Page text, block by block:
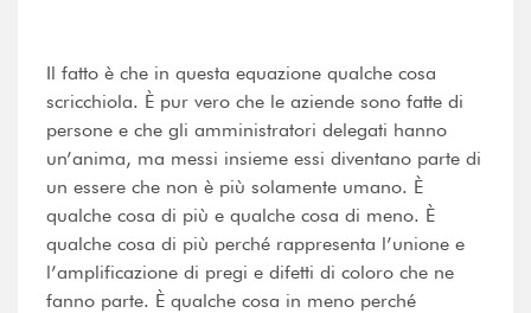
Il fatto è che in questa equazione qualche cosa
scricchiola. È pur vero che le aziende sono fatte di
persone e che gli amministratori delegati hanno
un’anima, ma messi insieme essi diventano parte di
un essere che non è più solamente umano. È
qualche cosa di più e qualche cosa di meno. È
qualche cosa di più perché rappresenta l’unione e
l’amplificazione di pregi e difetti di coloro che ne
fanno parte. È qualche cosa in meno perché